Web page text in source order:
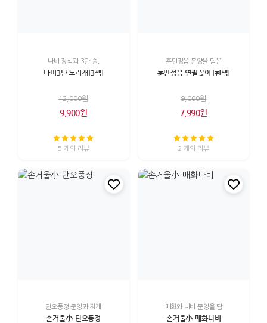
나비 장식과 3단 술,
나비3단 노리개[3색]
12,000원
9,900원
5 개의 리뷰
훈민정음 문양을 담은
훈민정음 연필꽂이 [흰색]
9,000원
7,990원
2 개의 리뷰
단오풍정 문양과 자개
손거울小-단오풍정
매화와 나비 문양을 담
손거울小-매화나비